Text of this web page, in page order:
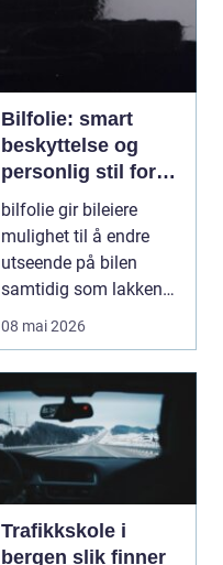
Bilfolie: smart
beskyttelse og
personlig stil for
bilen
bilfolie gir bileiere
mulighet til å endre
utseende på bilen
samtidig som lakken
får et ekstra lag m...
08 mai 2026
Trafikkskole i
bergen slik finner